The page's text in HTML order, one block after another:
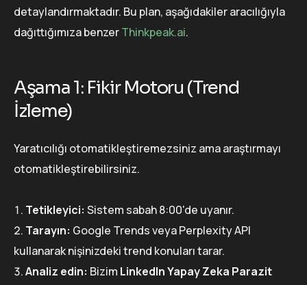
detaylandırmaktadır. Bu plan, aşağıdakiler aracılığıyla
dağıttığımıza benzerThinkpeak.ai.
Aşama 1: Fikir Motoru (Trend
İzleme)
Yaratıcılığı otomatikleştiremezsiniz ama araştırmayı
otomatikleştirebilirsiniz.
Tetikleyici: Sistem sabah 8:00'de uyanır.
Tarayın: Google Trends veya Perplexity API
kullanarak nişinizdeki trend konuları tarar.
Analiz edin: Bizim LinkedIn Yapay Zeka Parazit